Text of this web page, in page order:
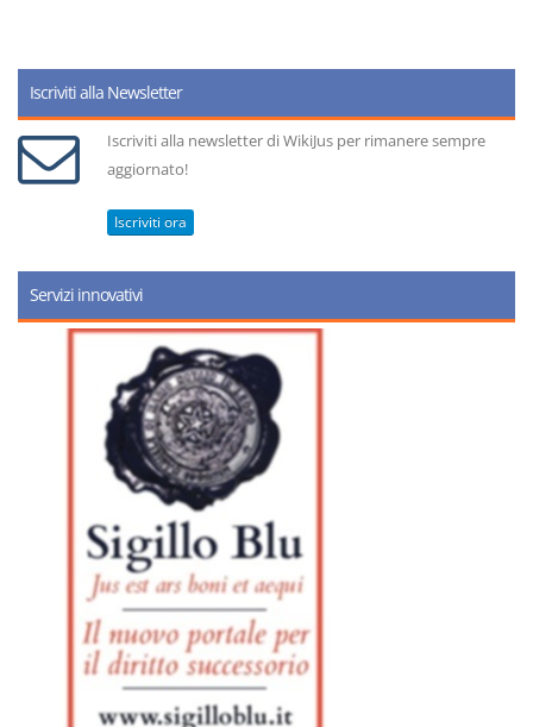
Iscriviti alla Newsletter
Iscriviti alla newsletter di WikiJus per rimanere sempre
aggiornato!
Iscriviti ora
Servizi innovativi